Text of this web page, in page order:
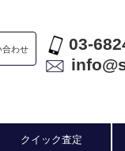
合わせ 03-
クイック査定